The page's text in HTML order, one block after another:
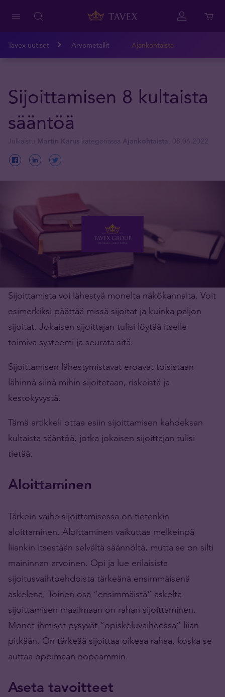
Tavex uutiset Arvometallit Ajankohtaista
Sijoittamisen 8 kultaista
sääntöä
Sijoittamista voi lähestyä monelta näkökannalta. Voit
esimerkiksi päättää missä sijoitat ja kuinka paljon
sijoitat. Jokaisen sijoittajan tulisi löytää itselle
toimiva systeemi ja seurata sitä.
Sijoittamisen lähestymistavat eroavat toisistaan
lähinnä siinä mihin sijoitetaan, riskeistä ja
kestokyvystä.
Tämä artikkeli ottaa esiin sijoittamisen kahdeksan
kultaista sääntöä, jotka jokaisen sijoittajan tulisi
tietää.
Aloittaminen
Tärkein vaihe sijoittamisessa on tietenkin
aloittaminen. Aloittaminen vaikuttaa melkeinpä
liiankin itsestään selvältä säännöltä, mutta se on silti
maininnan arvoinen. Opi ja lue erilaisista
sijoitusvaihtoehdoista tärkeänä ensimmäisenä
askelena. Toinen osa ”ensimmäistä” askelta
sijoittamisen maailmaan on rahan sijoittaminen.
Monet ihmiset pysyvät ”opiskeluvaiheessa” liian
pitkään. On tärkeää sijoittaa oikeaa rahaa, koska se
auttaa oppimaan nopeammin.
Aseta tavoitteet